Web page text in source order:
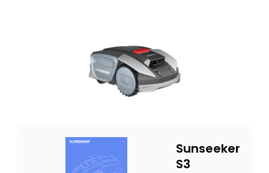
Sunseeker
S3